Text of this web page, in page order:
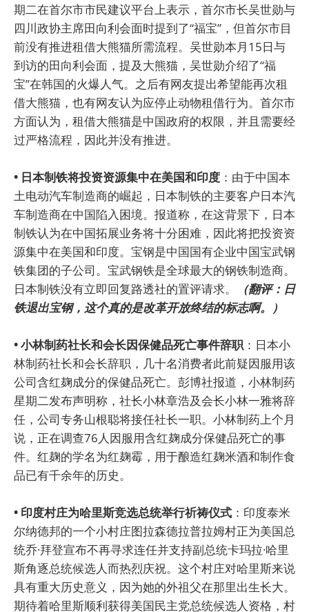
期二在首尔市市民建议平台上表示，首尔市长吴世勋与
四川政协主席田向利会面时提到了“福宝”，但首尔市目
前没有推进租借大熊猫所需流程。吴世勋本月15日与
到访的田向利会面，提及大熊猫，吴世勋介绍了“福
宝”在韩国的火爆人气。之后有网友提出希望能再次租
借大熊猫，也有网友认为应停止动物租借行为。首尔市
方面认为，租借大熊猫是中国政府的权限，并且需要经
过严格流程，因此并没有推进。
• 日本制铁将投资资源集中在美国和印度 ：由于中国本
土电动汽车制造商的崛起，日本制铁的主要客户日本汽
车制造商在中国陷入困境。报道称，在这背景下，日本
制铁认为在中国拓展业务将十分困难，因此将把投资资
源集中在美国和印度。宝钢是中国国有企业中国宝武钢
铁集团的子公司。宝武钢铁是全球最大的钢铁制造商。
日本制铁没有立即回复路透社的置评请求。
（翻评：日
铁退出宝钢，这个真的是改革开放终结的标志啊。）
• 小林制药社长和会长因保健品死亡事件辞职 ：日本小
林制药社长和会长辞职，几十名消费者此前疑因服用该
公司含红麹成分的保健品死亡。彭博社报道，小林制药
星期二发布声明称，社长小林章浩及会长小林一雅将辞
任，公司专务山根聪将接任社长一职。小林制药上个月
说，正在调查76人因服用含红麹成分保健品死亡的事
件。红麹的学名为红麹霉，用于酿造红麹米酒和制作食
品已有千余年的历史。
• 印度村庄为哈里斯竞选总统举行祈祷仪式 ：印度泰米
尔纳德邦的一个小村庄图拉森德拉普拉姆村正为美国总
统乔·拜登宣布不再寻求连任并支持副总统卡玛拉·哈里
斯角逐总统候选人而热烈庆祝。这个村庄对哈里斯来说
具有重大历史意义，因为她的外祖父在那里出生长大。
期待着哈里斯顺利获得美国民主党总统候选人资格，村